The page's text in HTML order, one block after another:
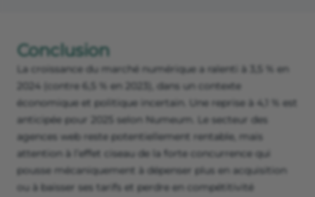
Conclusion
La croissance du marché numérique a ralenti à 3,5 % en
2024 (contre 6,5 % en 2023), dans un contexte
économique et politique incertain. Une reprise à 4,1 % est
anticipée pour 2025 selon Numeum. Le secteur des
agences web reste potentiellement rentable, mais
attention à l’effet ciseau de la forte concurrence qui
pousse mécaniquement à dépenser plus en acquisition
ou à baisser ses tarifs et perdre en compétitivité